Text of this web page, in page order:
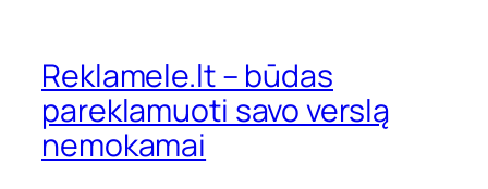
Reklamele.lt – būdas
pareklamuoti savo verslą
nemokamai